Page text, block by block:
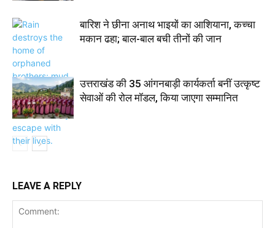
बारिश ने छीना अनाथ भाइयों का आशियाना, कच्चा
मकान ढहा; बाल-बाल बची तीनों की जान
उत्तराखंड की 35 आंगनबाड़ी कार्यकर्ता बनीं उत्कृष्ट
सेवाओं की रोल मॉडल, किया जाएगा सम्मानित
LEAVE A REPLY